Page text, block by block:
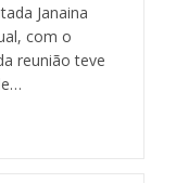
Janaina
com o
reunião teve